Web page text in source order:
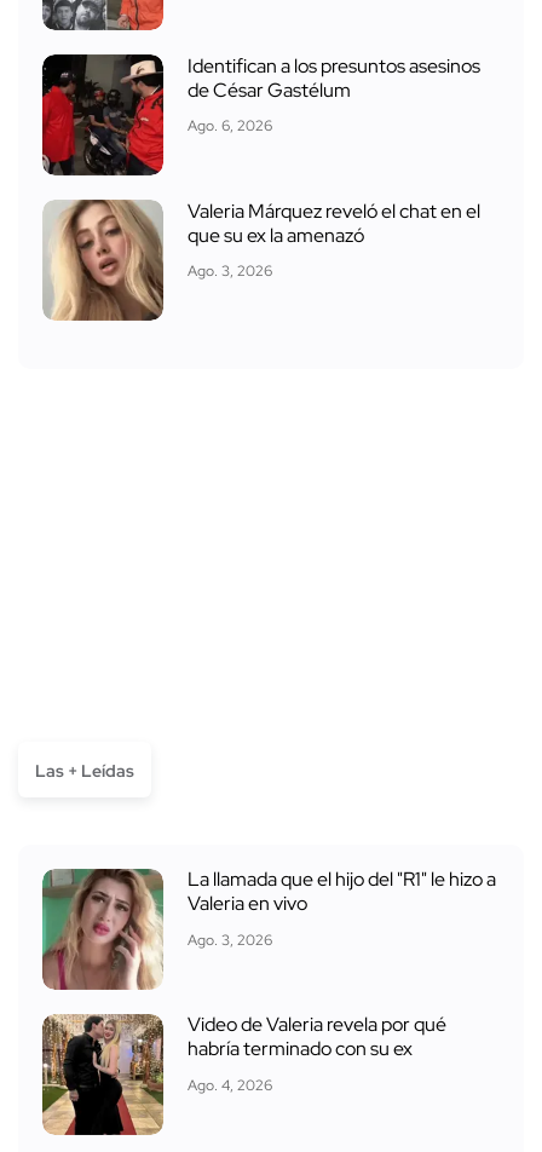
Identifican a los presuntos asesinos
de César Gastélum
Ago. 6, 2026
Valeria Márquez reveló el chat en el
que su ex la amenazó
Ago. 3, 2026
Las + Leídas
La llamada que el hijo del "R1" le hizo a
Valeria en vivo
Ago. 3, 2026
Video de Valeria revela por qué
habría terminado con su ex
Ago. 4, 2026